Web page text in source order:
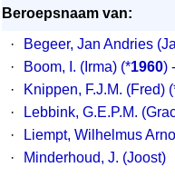
Beroepsnaam van:
·
Begeer, Jan Andries
·
Boom, I. (Irma) (*1960)
·
Knippen, F.J.M. (Fred)
·
Lebbink, G.E.P.M.
·
Liempt, Wilhelmus
·
Minderhoud, J. (Joost)